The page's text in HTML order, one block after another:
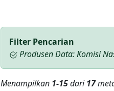
Filter Pencarian
Produsen Data: Komisi
Menampilkan 1-15dari17